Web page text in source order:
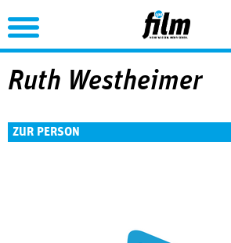
Jump to Navigation
Ruth Westheimer
ZUR PERSON